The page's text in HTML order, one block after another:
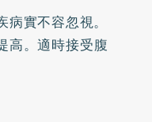
實不容忽視。
高。適時接受腹